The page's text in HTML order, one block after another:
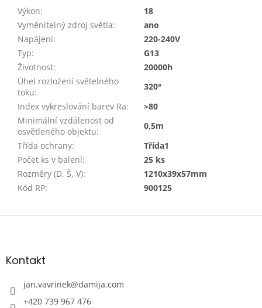
Výkon:
18
Vyměnitelný zdroj světla:
ano
Napájení:
220-240V
Typ:
G13
Životnost:
20000h
Úhel rozložení světelného
toku:
320°
Index vykreslování barev Ra:
>80
Minimální vzdálenost od
osvětleného objektu:
0,5m
Třída ochrany:
Třída1
Počet ks v balení:
25 ks
Rozměry (D, Š, V):
1210x39x57mm
Kód RP: 900125
Z
aKontakt
jan.vavrinek@damija.com
+420 739 967 476